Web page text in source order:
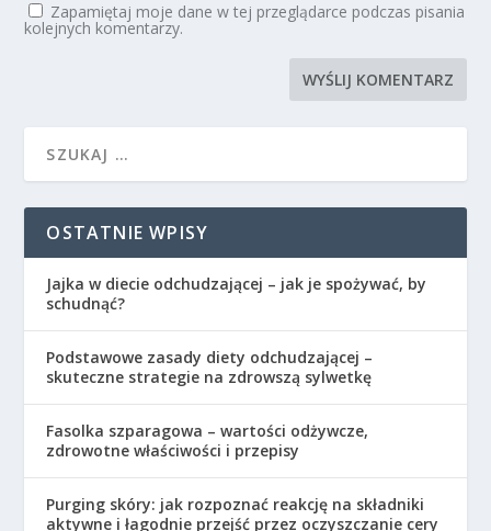
Zapamiętaj moje dane w tej przeglądarce podczas pisania
kolejnych komentarzy.
OSTATNIE WPISY
Jajka w diecie odchudzającej – jak je spożywać, by
schudnąć?
Podstawowe zasady diety odchudzającej –
skuteczne strategie na zdrowszą sylwetkę
Fasolka szparagowa – wartości odżywcze,
zdrowotne właściwości i przepisy
Purging skóry: jak rozpoznać reakcję na składniki
aktywne i łagodnie przejść przez oczyszczanie cery